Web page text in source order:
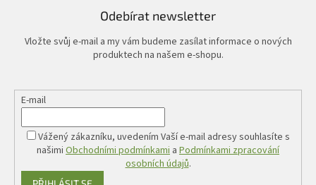
Odebírat newsletter
Vložte svůj e-mail a my vám budeme zasílat informace o nových
produktech na našem e-shopu.
E-mail
Vážený zákazníku, uvedením Vaší e-mail adresy souhlasíte s
našimi Obchodními podmínkami a Podmínkami zpracování
osobních údajů.